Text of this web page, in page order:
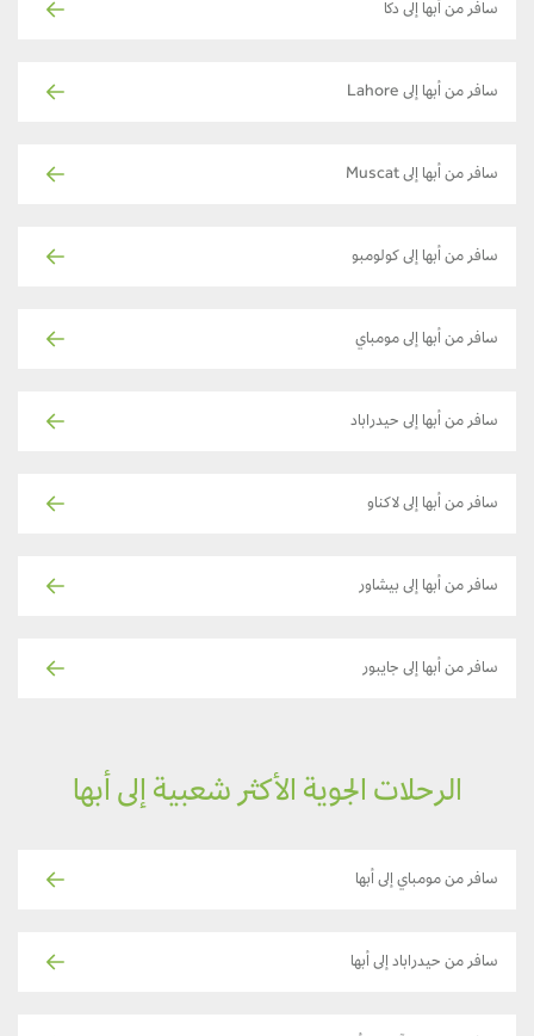
سافر من أبها إلى دكا
سافر من أبها إلى Lahore
سافر من أبها إلى Muscat
سافر من أبها إلى كولومبو
سافر من أبها إلى مومباي
سافر من أبها إلى حيدراباد
سافر من أبها إلى لاكناو
سافر من أبها إلى بيشاور
سافر من أبها إلى جايبور
الرحلات الجوية الأكثر شعبية إلى أبها
سافر من مومباي إلى أبها
سافر من حيدراباد إلى أبها